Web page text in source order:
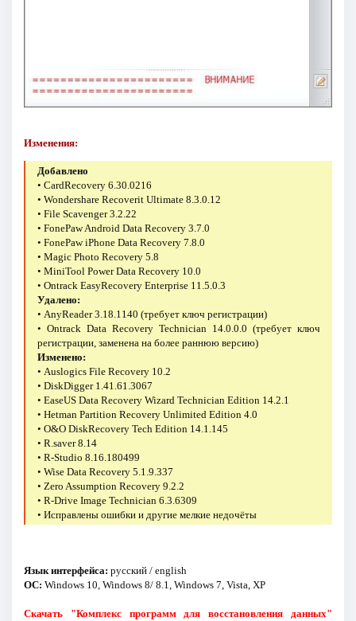
Изменения:
Добавлено
• CardRecovery 6.30.0216
• Wondershare Recoverit Ultimate 8.3.0.12
• File Scavenger 3.2.22
• FonePaw Android Data Recovery 3.7.0
• FonePaw iPhone Data Recovery 7.8.0
• Magic Photo Recovery 5.8
• MiniTool Power Data Recovery 10.0
• Ontrack EasyRecovery Enterprise 11.5.0.3
Удалено:
• AnyReader 3.18.1140 (требует ключ регистрации)
• Ontrack Data Recovery Technician 14.0.0.0 (требует ключ
регистрации, заменена на более раннюю версию)
Изменено:
• Auslogics File Recovery 10.2
• DiskDigger 1.41.61.3067
• EaseUS Data Recovery Wizard Technician Edition 14.2.1
• Hetman Partition Recovery Unlimited Edition 4.0
• O&O DiskRecovery Tech Edition 14.1.145
• R.saver 8.14
• R-Studio 8.16.180499
• Wise Data Recovery 5.1.9.337
• Zero Assumption Recovery 9.2.2
• R-Drive Image Technician 6.3.6309
• Исправлены ошибки и другие мелкие недочёты
Язык интерфейса: русский / english
ОС: Windows 10, Windows 8/ 8.1, Windows 7, Vista, XP
Скачать "Комплекс программ для восстановления данных"